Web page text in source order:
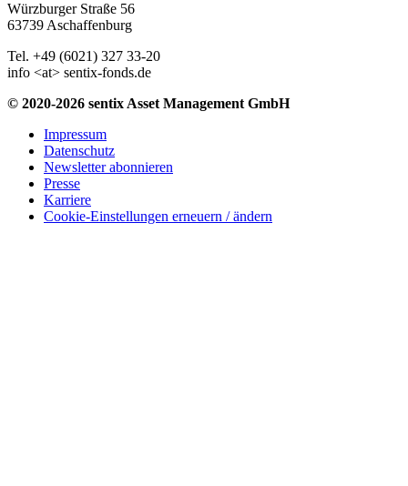
Würzburger Straße 56
63739 Aschaffenburg
Tel. +49 (6021) 327 33-20
info <at> sentix-fonds.de
© 2020-2026 sentix Asset Management GmbH
Impressum
Datenschutz
Newsletter abonnieren
Presse
Karriere
Cookie-Einstellungen erneuern / ändern